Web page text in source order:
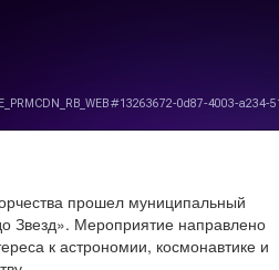
прошел муниципальный
Звезд». Мероприятие направлено
к астрономии, космонавтике и